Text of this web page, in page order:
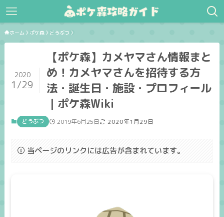
ホーム ポケ森 どうぶつ
【ポケ森】カメヤマさん情報まと
め！カメヤマさんを招待する方
法・誕生日・施設・プロフィール
｜ポケ森Wiki
2020
1/29
どうぶつ 2019年6月25日 2020年1月29日
当ページのリンクには広告が含まれています。